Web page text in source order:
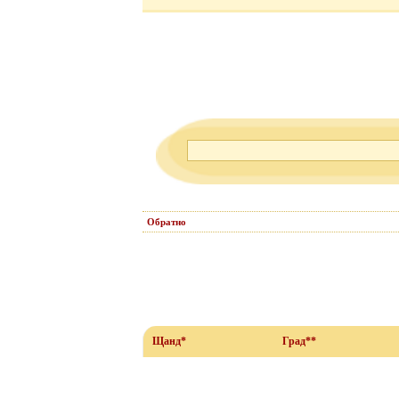
Обратно
Щанд* Град**